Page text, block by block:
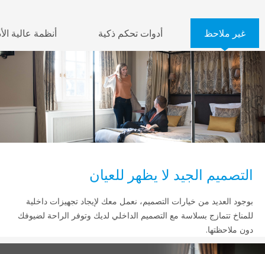
أدوات تحكم ذكية أنظمة عالية الأداء
الجيد لا يظهر للعيان
من خيارات التصميم، نعمل معك لإيجاد تجهيزات داخلية
بسلاسة مع التصميم الداخلي لديك وتوفر الراحة لضيوفك